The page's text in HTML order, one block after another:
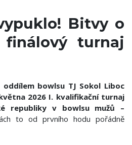
Bitvy o
turnaj
oddílem bowlsu TJ Sokol Liboc
2026 I. kvalifikační turnaj
republiky v bowlsu mužů –
to od prvního hodu pořádně